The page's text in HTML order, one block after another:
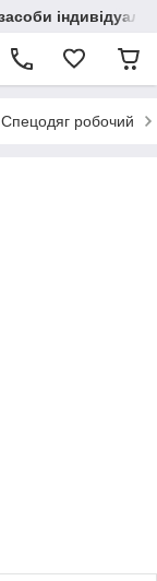
Спецодяг робочий